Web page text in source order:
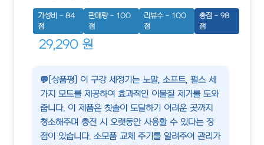
가성비 - 84
점
판매량 - 100
점
리뷰수 - 100
점
총점 - 98
점
29,290 원
💬[상품평] 이 구강 세정기는 노말, 소프트, 펄스 세
가지 모드를 제공하여 효과적인 이물질 제거를 도와
줍니다. 이 제품은 칫솔이 도달하기 어려운 곳까지
청소해주며 충전 시 오랫동안 사용할 수 있다는 장
점이 있습니다. 소모품 교체 주기를 알려주어 관리가